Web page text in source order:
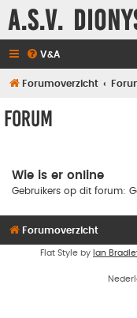
A.S.V.
V&A
Forumoverzicht
Forum
Wie is er online
Gebruikers op dit forum:
Forumoverzicht
Flat Style by Ian